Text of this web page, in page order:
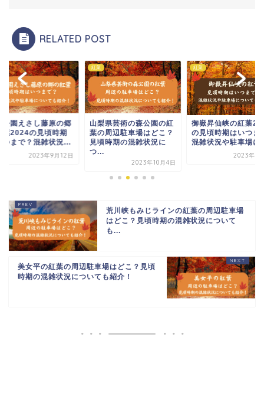
RELATED POST
公園えさし藤原の郷
葉2024の見頃時期
つまで？混雑状況...
2023年9月12日
紅葉
山梨県芸術の森公園の紅
葉の周辺駐車場はどこ？
見頃時期の混雑状況に
つ...
2023年10月4日
紅葉
御嶽昇仙峡の紅葉
の見頃時期はいつま
混雑状況や駐車場に
2023年9
荒川峡もみじラインの紅葉の周辺駐車場
はどこ？見頃時期の混雑状況について
も...
美女平の紅葉の周辺駐車場はどこ？見頃
時期の混雑状況についても紹介！